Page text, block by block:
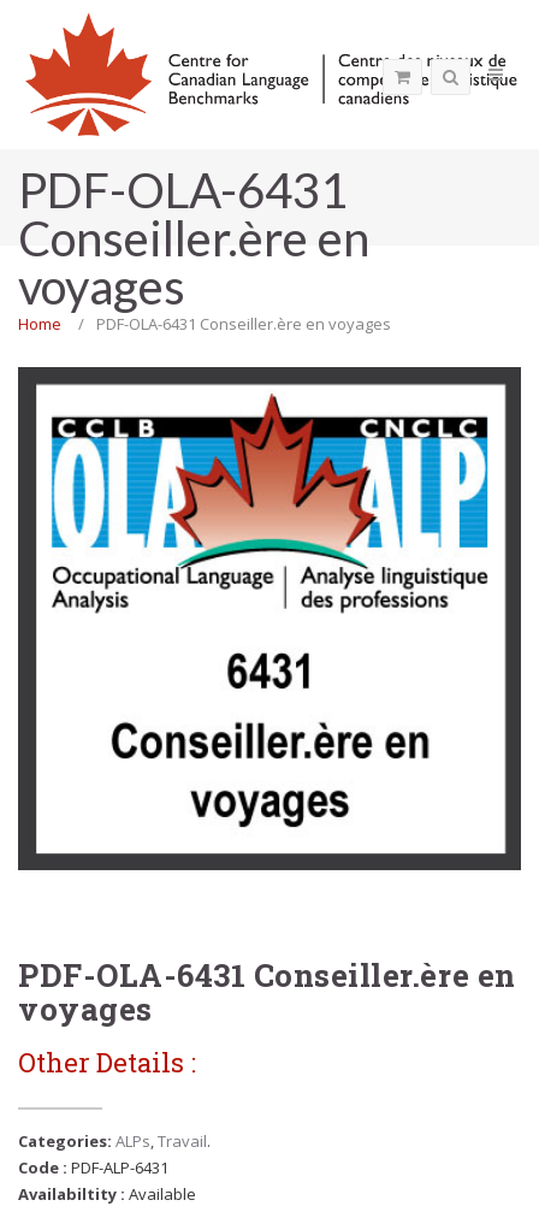
PDF-OLA-6431
Conseiller.ère en
voyages
Home PDF-OLA-6431 Conseiller.ère en voyages
PDF-OLA-6431 Conseiller.ère en
voyages
Other Details :
Categories: ALPs,Travail.
Code : PDF-ALP-6431
Availabiltity : Available